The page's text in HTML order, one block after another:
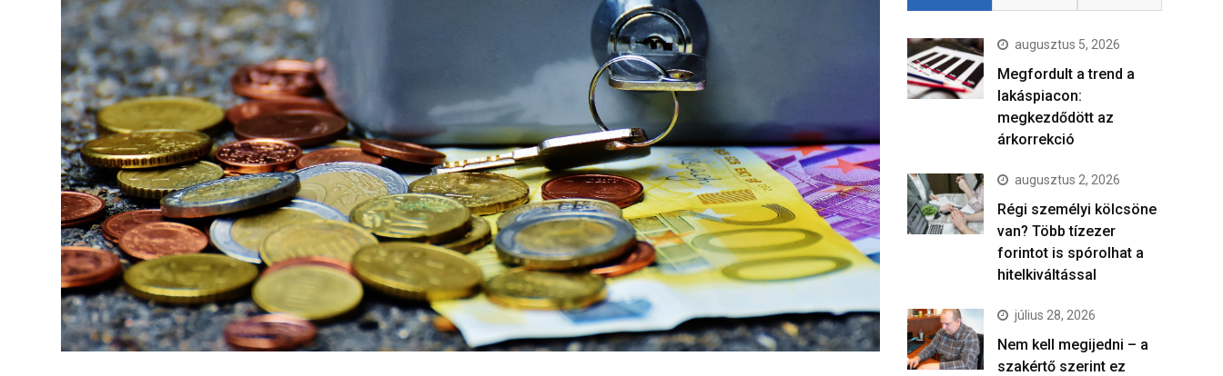
augusztus 5, 2026
Megfordult a trend a
lakáspiacon:
megkezdődött az
árkorrekció
augusztus 2, 2026
Régi személyi kölcsöne
van? Több tízezer
forintot is spórolhat a
hitelkiváltással
július 28, 2026
Nem kell megijedni – a
szakértő szerint ez